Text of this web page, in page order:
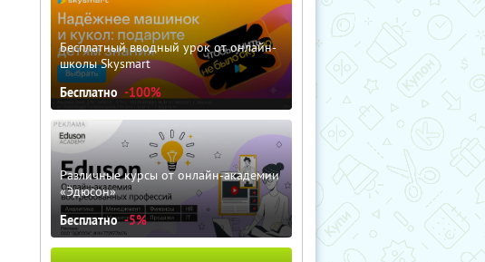
Бесплатный вводный урок от онлайн-
школы Skysmart
Бесплатно -100%
Различные курсы от онлайн-академии
«Эдюсон»
Бесплатно -5%